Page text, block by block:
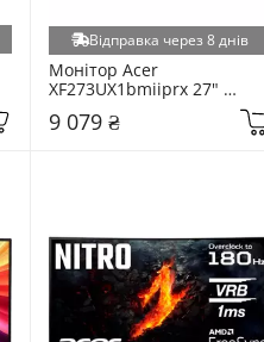
Відправка через 8 днів
Монітор Acer
XF273UX1bmiiprx 27"
9 079 ₴